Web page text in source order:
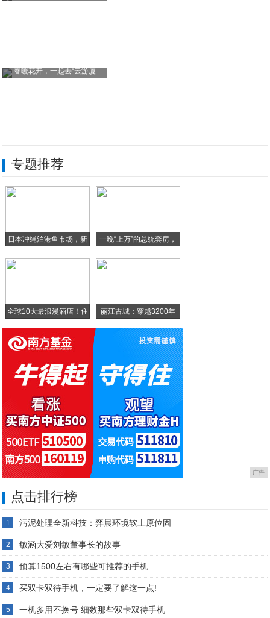
春暖花开，一起去“云游厦
多家银行上百万数据泄露？各大银行的最新回
10图读懂乐视一口气发布的四款产品：手机
专题推荐
日本冲绳泊港鱼市场，新
一晚“上万”的总统套房，
全球10大最浪漫酒店！住 丽江古城：穿越3200年
广告
点击排行榜
1 污泥处理全新科技：弈晨环境软土原位固
2 敏涵大爱刘敏董事长的故事
3 预算1500左右有哪些可推荐的手机
4 买双卡双待手机，一定要了解这一点!
5 一机多用不换号 细数那些双卡双待手机